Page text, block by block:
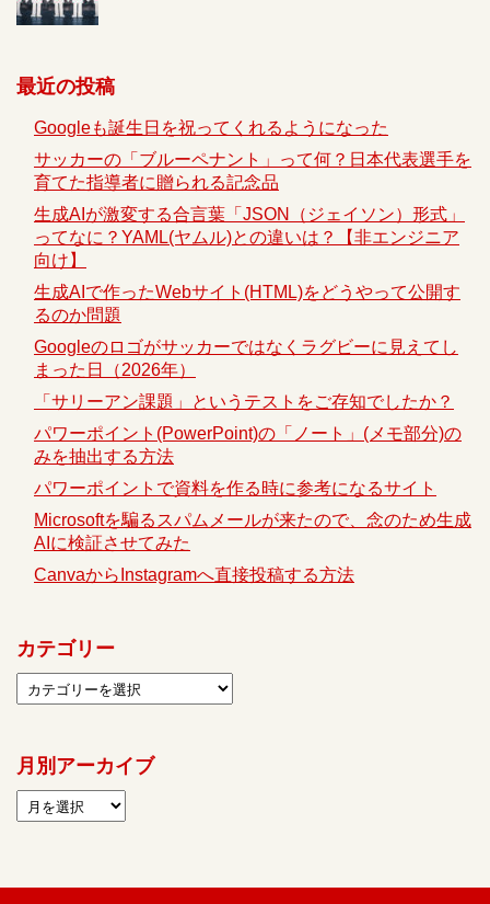
最近の投稿
Googleも誕生日を祝ってくれるようになった
サッカーの「ブルーペナント」って何？日本代表選手を
育てた指導者に贈られる記念品
生成AIが激変する合言葉「JSON（ジェイソン）形式」
ってなに？YAML(ヤムル)との違いは？【非エンジニア
向け】
生成AIで作ったWebサイト(HTML)をどうやって公開す
るのか問題
Googleのロゴがサッカーではなくラグビーに見えてし
まった日（2026年）
「サリーアン課題」というテストをご存知でしたか？
パワーポイント(PowerPoint)の「ノート」(メモ部分)の
みを抽出する方法
パワーポイントで資料を作る時に参考になるサイト
Microsoftを騙るスパムメールが来たので、念のため生成
AIに検証させてみた
CanvaからInstagramへ直接投稿する方法
カテゴリー
月別アーカイブ